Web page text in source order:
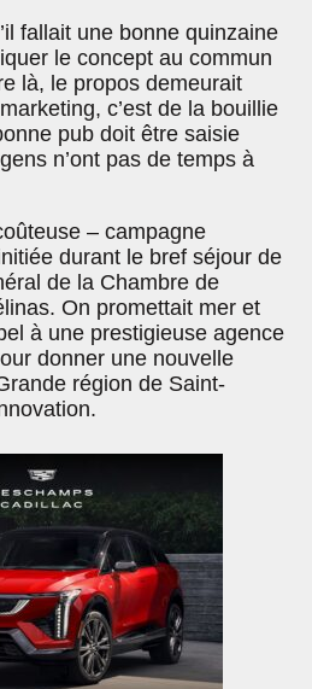
fallait une bonne quinzaine
le concept au commun
là, le propos demeurait
c’est de la bouillie
pub doit être saisie
n’ont pas de temps à
– campagne
durant le bref séjour de
de la Chambre de
On promettait mer et
à une prestigieuse agence
donner une nouvelle
région de Saint-